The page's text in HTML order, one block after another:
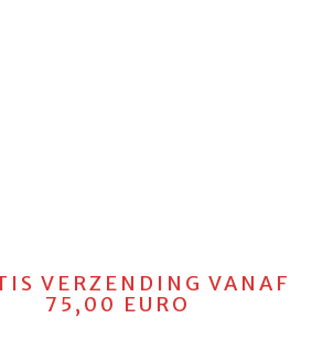
VERZENDING VANAF
75,00 EURO